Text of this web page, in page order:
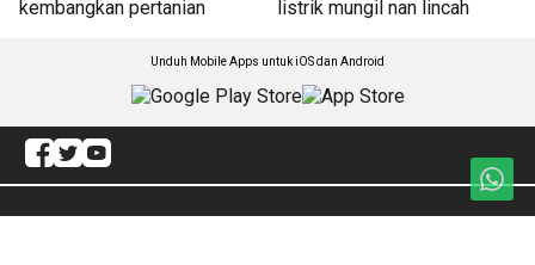
Unduh Mobile Apps untuk iOS dan Android